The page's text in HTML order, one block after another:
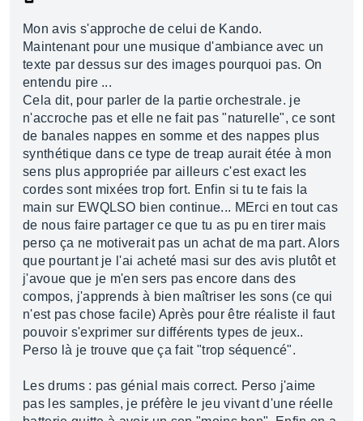
Mon avis s'approche de celui de Kando.
Maintenant pour une musique d'ambiance avec un
texte par dessus sur des images pourquoi pas. On
entendu pire ...
Cela dit, pour parler de la partie orchestrale. je
n'accroche pas et elle ne fait pas "naturelle", ce sont
de banales nappes en somme et des nappes plus
synthétique dans ce type de treap aurait étée à mon
sens plus appropriée par ailleurs c'est exact les
cordes sont mixées trop fort. Enfin si tu te fais la
main sur EWQLSO bien continue... MErci en tout cas
de nous faire partager ce que tu as pu en tirer mais
perso ça ne motiverait pas un achat de ma part. Alors
que pourtant je l'ai acheté masi sur des avis plutôt et
j'avoue que je m'en sers pas encore dans des
compos, j'apprends à bien maîtriser les sons (ce qui
n'est pas chose facile) Après pour être réaliste il faut
pouvoir s'exprimer sur différents types de jeux..
Perso là je trouve que ça fait "trop séquencé".
Les drums : pas génial mais correct. Perso j'aime
pas les samples, je préfère le jeu vivant d'une réelle